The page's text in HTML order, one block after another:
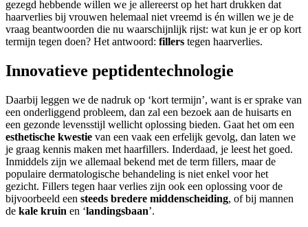
gezegd hebbende willen we je allereerst op het hart drukken dat
haarverlies bij vrouwen helemaal niet vreemd is én willen we je de
vraag beantwoorden die nu waarschijnlijk rijst: wat kun je er op kort
termijn tegen doen? Het antwoord: fillers tegen haarverlies.
Innovatieve peptidentechnologie
Daarbij leggen we de nadruk op ‘kort termijn’, want is er sprake van
een onderliggend probleem, dan zal een bezoek aan de huisarts en
een gezonde levensstijl wellicht oplossing bieden. Gaat het om een
esthetische kwestie van een vaak een erfelijk gevolg, dan laten we
je graag kennis maken met haarfillers. Inderdaad, je leest het goed.
Inmiddels zijn we allemaal bekend met de term fillers, maar de
populaire dermatologische behandeling is niet enkel voor het
gezicht. Fillers tegen haar verlies zijn ook een oplossing voor de
bijvoorbeeld een steeds bredere middenscheiding, of bij mannen
de kale kruin en ‘landingsbaan’.